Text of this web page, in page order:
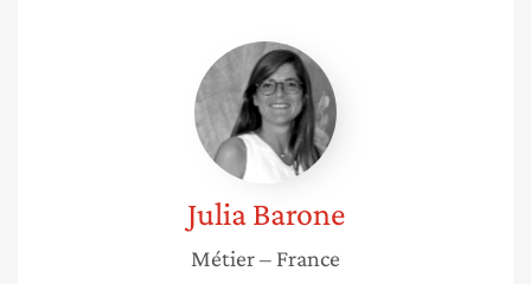
Julia
Barone
Julia Barone
Métier– France